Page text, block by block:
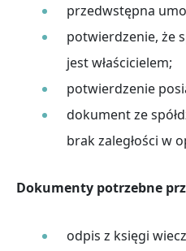
przedwstępna
potwierdzenie, że
jest właścicielem;
potwierdzenie
dokument ze
brak zaległości w
Dokumenty potrzebne
odpis z księgi